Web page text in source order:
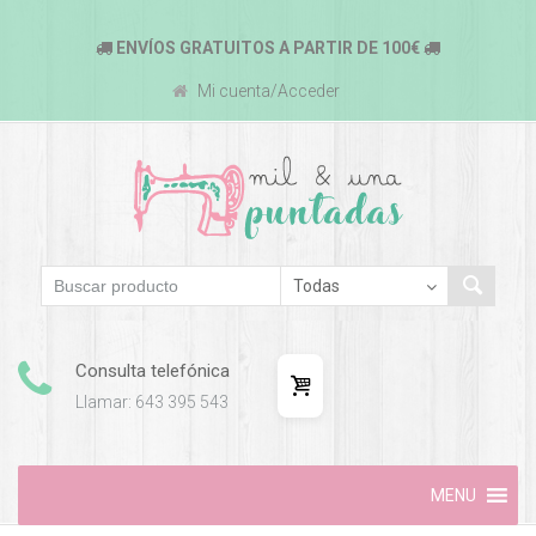
ENVÍOS GRATUITOS A PARTIR DE 100€
Mi cuenta/Acceder
Consulta telefónica
Llamar: 643 395 543
content
MENU